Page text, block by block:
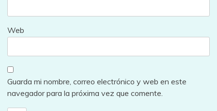
Web
Guarda mi nombre, correo electrónico y web en este
navegador para la próxima vez que comente.